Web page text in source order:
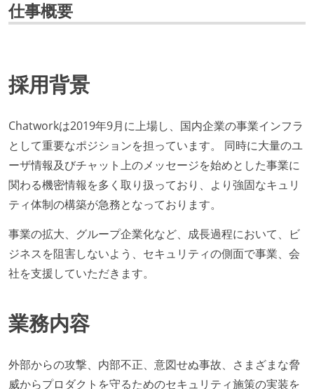
仕事概要
採用背景
Chatworkは2019年9月に上場し、国内企業の事業インフラ
として重要なポジションを担っています。 同時に大量のユ
ーザ情報及びチャット上のメッセージを始めとした事業に
関わる機密情報を多く取り扱っており、より強固なキュリ
ティ体制の構築が急務となっております。
事業の拡大、グループ企業化など、成長過程において、ビ
ジネスを阻害しないよう、セキュリティの側面で事業、会
社を支援していただきます。
業務内容
外部からの攻撃、内部不正、意図せぬ事故、さまざまな脅
威からプロダクトを守るためのセキュリティ施策の実装を